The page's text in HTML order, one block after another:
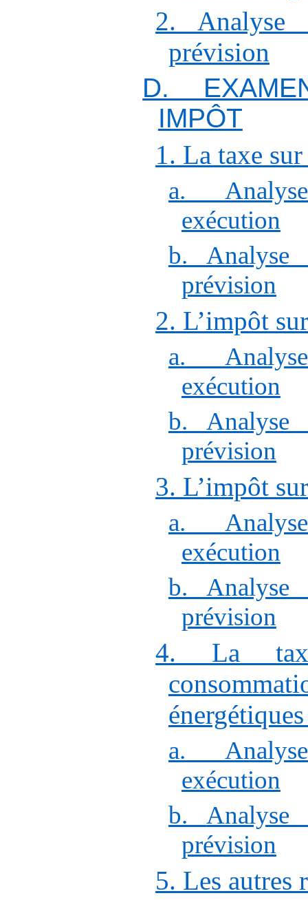
2.
prévision
D.
IMPÔT
1. La taxe
a.
exécution
b. Analyse
prévision
2. L’impôt
a.
exécution
b. Analyse
prévision
3. L’impôt
a.
exécution
b. Analyse
prévision
4. La
a.
exécution
b.
prévision
5. Les autres